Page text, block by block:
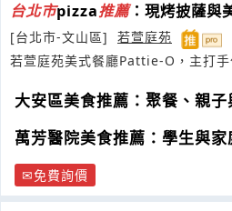
台北市pizza推薦：現烤披薩與
[台北市-文山區]
若萱庭苑
若萱庭苑美式餐廳Pattie-O，主打手
大安區美食推薦：聚餐、親
萬芳醫院美食推薦：學生與
免費詢價